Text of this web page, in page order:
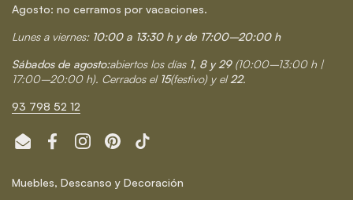
Agosto: no cerramos por vacaciones.
Lunes a viernes: 10:00 a 13:30 h y de 17:00–20:00 h
Sábados de agosto:abiertos los días 1, 8 y 29 (10:00–13:00 h |
17:00–20:00 h). Cerrados el 15(festivo) y el22.
93 798 52 12
Email FacebookInstagramPinterestTikTok
Muebles, Descanso y Decoración